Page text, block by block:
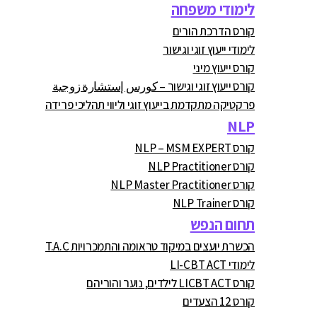
לימודי משפחה
קורס הדרכת הורים
לימודי ייעוץ זוגי וגישור
קורס ייעוץ מיני
קורס ייעוץ זוגי וגישור – كورس إستشارة زوجية
פרקטיקה מתקדמת בייעוץ זוגי וליווי תהליכי פרידה
NLP
קורס NLP – MSM EXPERT
קורס NLP Practitioner
קורס NLP Master Practitioner
קורס NLP Trainer
תחום הנפש
הכשרת יועצים במיקוד טראומה והתמכרויות T.A.C
לימודי LI-CBT ACT
קורס LICBT ACT לילדים, נוער והוריהם
קורס 12 הצעדים